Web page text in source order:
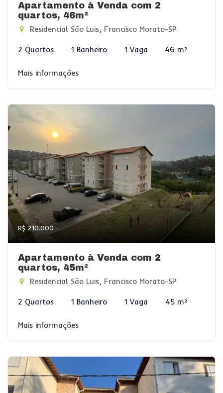
Apartamento à Venda com 2
quartos, 46m²
Residencial São Luis, Francisco Morato-SP
2 Quartos 1 Banheiro 1 Vaga 46 m²
Mais informações
R$ 210.000
Apartamento à Venda com 2
quartos, 45m²
Residencial São Luis, Francisco Morato-SP
2 Quartos 1 Banheiro 1 Vaga 45 m²
Mais informações